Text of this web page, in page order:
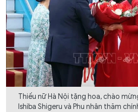
Thiếu nữ Hà Nội tặng hoa, chào
Ishiba Shigeru và Phu nhân thăm